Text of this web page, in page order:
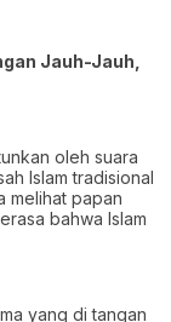
Jauh-Jauh,
oleh suara
Islam tradisional
melihat papan
bahwa Islam
yang di tangan